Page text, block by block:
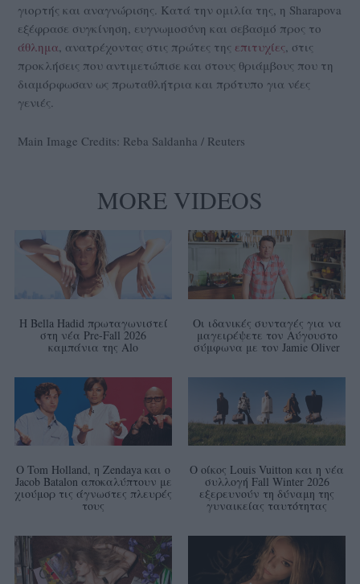
γιορτής και αναγνώρισης. Κατά την ομιλία της, η Sharapova
εξέφρασε συγκίνηση, ευγνωμοσύνη και σεβασμό προς το
άθλημα, ανατρέχοντας στις πρώτες της επιτυχίες, στις
προκλήσεις που αντιμετώπισε και στους θριάμβους που τη
διαμόρφωσαν ως πρωταθλήτρια και πρότυπο για νέες
γενιές.
Main Image Credits: Reba Saldanha / Reuters
MORE VIDEOS
Η Bella Hadid πρωταγωνιστεί
στη νέα Pre-Fall 2026
καμπάνια της Alo
Οι ιδανικές συνταγές για να
μαγειρέψετε τον Αύγουστο
σύμφωνα με τον Jamie Oliver
Ο Tom Holland, η Zendaya και ο
Jacob Batalon αποκαλύπτουν με
χιούμορ τις άγνωστες πλευρές
τους
Ο οίκος Louis Vuitton και η νέα
συλλογή Fall Winter 2026
εξερευνούν τη δύναμη της
γυναικείας ταυτότητας